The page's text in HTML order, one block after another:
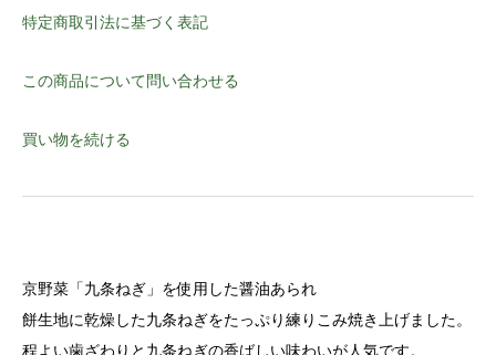
特定商取引法に基づく表記
この商品について問い合わせる
買い物を続ける
京野菜「九条ねぎ」を使用した醤油あられ
餅生地に乾燥した九条ねぎをたっぷり練りこみ焼き上げました。
程よい歯ざわりと九条ねぎの香ばしい味わいが人気です。